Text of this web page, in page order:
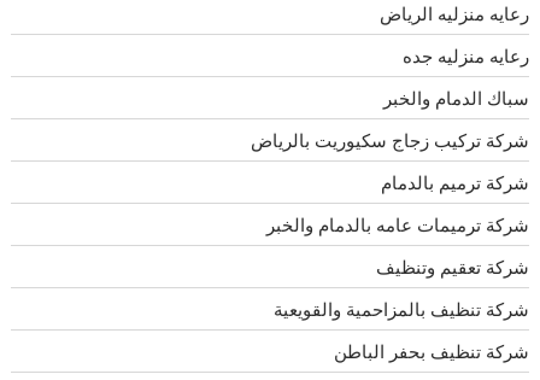
رعايه منزليه الرياض
رعايه منزليه جده
سباك الدمام والخبر
شركة تركيب زجاج سكيوريت بالرياض
شركة ترميم بالدمام
شركة ترميمات عامه بالدمام والخبر
شركة تعقيم وتنظيف
شركة تنظيف بالمزاحمية والقويعية
شركة تنظيف بحفر الباطن